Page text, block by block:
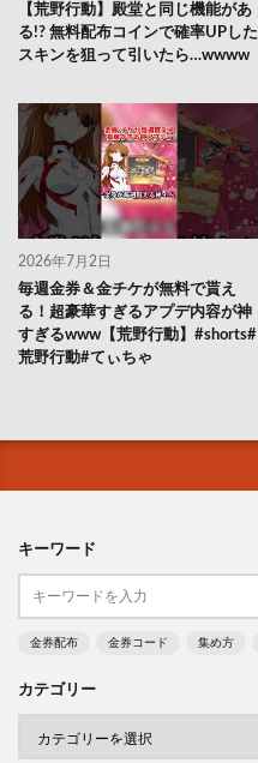
【荒野行動】殿堂と同じ機能があ
る!? 無料配布コインで確率UPした
スキンを狙って引いたら…wwww
2026年7月2日
毎週金券＆金チケが無料で貰え
る！超豪華すぎるアプデ内容が神
すぎるwww【荒野行動】#shorts#
荒野行動#てぃちゃ
キーワード
金券配布 金券コード 集め方
カテゴリー